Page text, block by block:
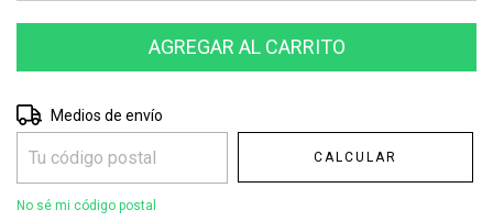
Entregas para el CP:
Medios de envío
CALCULAR
No sé mi código postal